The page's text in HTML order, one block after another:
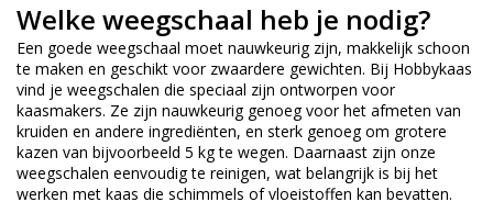
Welke weegschaal heb je nodig?
Een goede weegschaal moet nauwkeurig zijn, makkelijk schoon
te maken en geschikt voor zwaardere gewichten. Bij Hobbykaas
vind je weegschalen die speciaal zijn ontworpen voor
kaasmakers. Ze zijn nauwkeurig genoeg voor het afmeten van
kruiden en andere ingrediënten, en sterk genoeg om grotere
kazen van bijvoorbeeld 5 kg te wegen. Daarnaast zijn onze
weegschalen eenvoudig te reinigen, wat belangrijk is bij het
werken met kaas die schimmels of vloeistoffen kan bevatten.